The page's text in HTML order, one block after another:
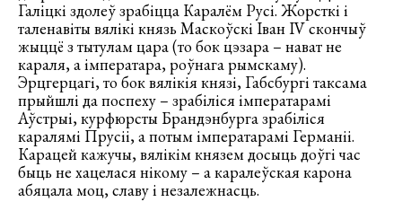
Галіцкі здолеў зрабіцца Каралём Русі. Жорсткі і
таленавіты вялікі князь Маскоўскі Іван IV скончыў
жыццё з тытулам цара (то бок цэзара – нават не
караля, а імператара, роўнага рымскаму).
Эрцгерцагі, то бок вялікія князі, Габсбургі таксама
прыйшлі да поспеху – зрабіліся імператарамі
Аўстрыі, курфюрсты Брандэнбурга зрабіліся
каралямі Прусіі, а потым імператарамі Германіі.
Карацей кажучы, вялікім князем досыць доўгі час
быць не хацелася нікому – а каралеўская карона
абяцала моц, славу і незалежнасць.